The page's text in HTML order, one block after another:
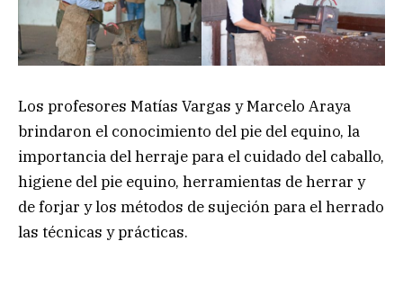
Los profesores Matías Vargas y Marcelo Araya
brindaron el conocimiento del pie del equino, la
importancia del herraje para el cuidado del caballo,
higiene del pie equino, herramientas de herrar y
de forjar y los métodos de sujeción para el herrado
las técnicas y prácticas.